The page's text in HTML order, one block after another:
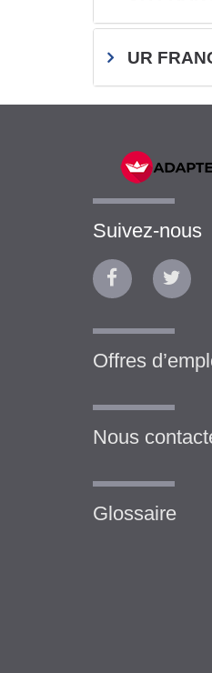
UR
Suivez-nous
Offres
Nous
Glossaire